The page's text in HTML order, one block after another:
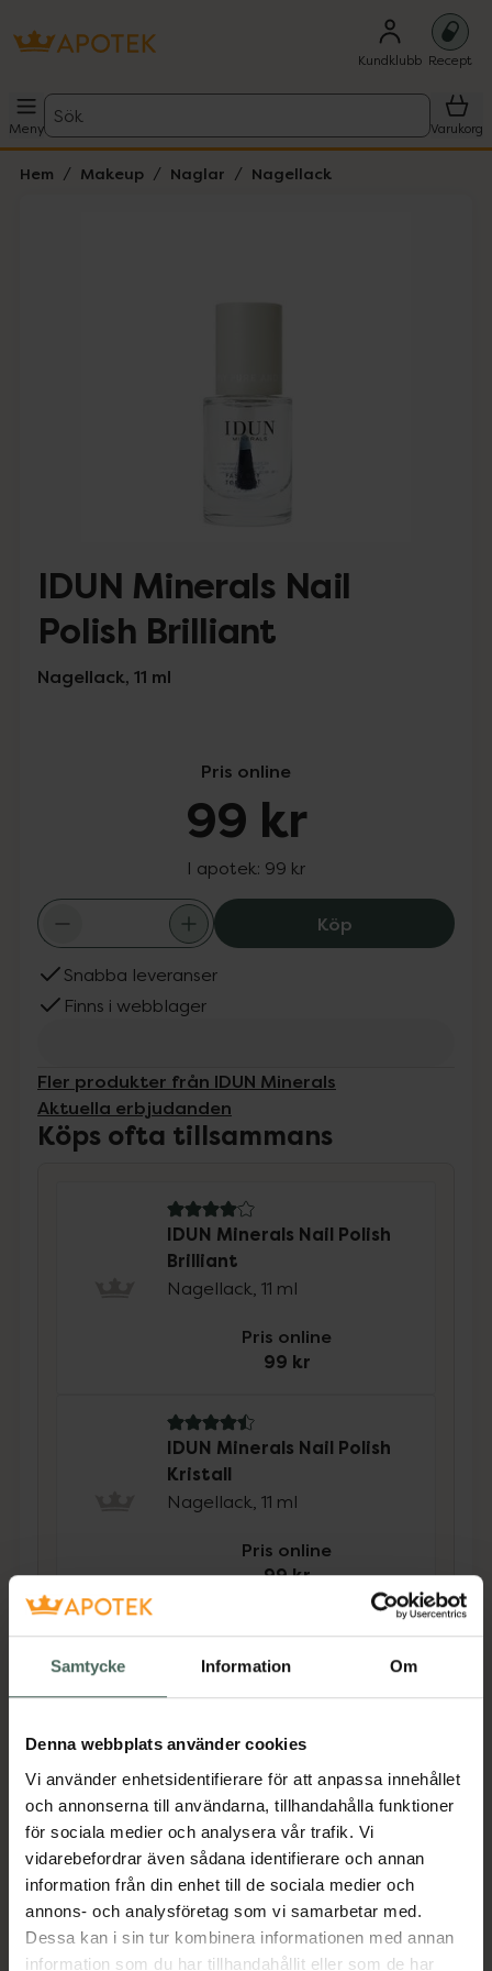
Samtycke Information Om
Denna webbplats använder cookies
Vi använder enhetsidentifierare för att anpassa innehållet
och annonserna till användarna, tillhandahålla funktioner
för sociala medier och analysera vår trafik. Vi
vidarebefordrar även sådana identifierare och annan
information från din enhet till de sociala medier och
annons- och analysföretag som vi samarbetar med.
Dessa kan i sin tur kombinera informationen med annan
information som du har tillhandahållit eller som de har
Kundklubb Recept
Meny
Sök
Varukorg
Hem Makeup Naglar Nagellack
IDUN Minerals Nail
Polish Brilliant
Nagellack, 11 ml
Pris online
99 kr
I apotek: 99 kr
KöpIDUN Minerals
Snabba leveranser
Finns i webblager
Fler produkter från IDUN Minerals
Aktuella erbjudanden
Köps ofta tillsammans
4 av 5 i omdöme
IDUN Minerals Nail Polish
Brilliant
Nagellack, 11 ml
Pris online
99 kr
4.5 av 5 i omdöme
IDUN Minerals Nail Polish
Kristall
Nagellack, 11 ml
Pris online
99 kr
Köp båda för
Köp båda
Beskrivning
Snabbtorkande topplack med hög glans som
får nagellacket att hålla längre. Den breda
borsten gör lacket enkelt att applicera och
den näringsrika formulan vårdar och stärker
naglarna. Fast drying top Coat Kristall har en
"5-free" formula som utesluter hälsovådliga